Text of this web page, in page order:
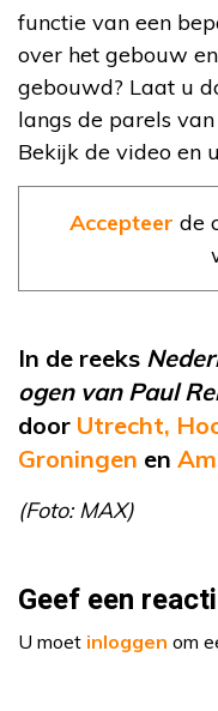
functie van een
over het gebouw
gebouwd? Laat u
langs de parels
Bekijk de video en
Accepteer de
In de reeks
ogen van Paul
door Utrecht,
Groningen en
(Foto: MAX)
Geef een
U moet inloggen om